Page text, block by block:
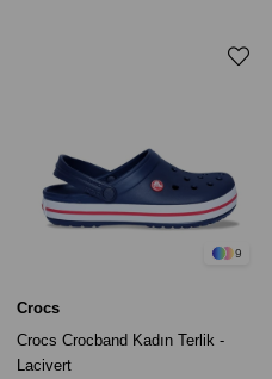
9
Crocs
Crocs Crocband Kadın Terlik -
Lacivert